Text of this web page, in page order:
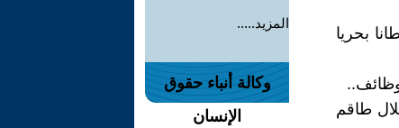
عن حاجتها لعدد لا يقل عن (15) قبطانا بحريا
بالصوت والصورة في شهر(9) 2022 من خلال طاقم
المزيد.....
وكالة أنباء حقوق
الإنسان